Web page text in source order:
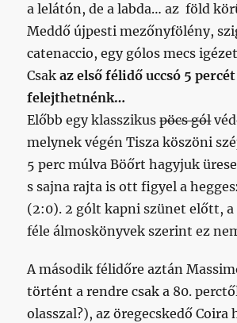
a lelátón, de a labda… az föld
Meddő újpesti mezőnyfölény,
catenaccio, egy gólos mecs
Csakaz első félidő uccsó 5 percét
felejthetnénk…
Előbb egy klasszikuspöcs gól
melynek végén Tisza köszöni
5 perc múlva Böőrt hagyjuk
s sajna rajta is ott figyel a
(2:0). 2 gólt kapni szünet előtt, a
féle álmoskönyvek szerint ez
A második félidőre aztán
történt a rendre csak a 80.
olasszal?), az öregecskedő Coira